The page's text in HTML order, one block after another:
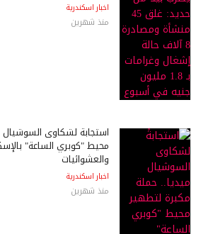
اخبار اسكندرية
منذ شهرين
استجابةً لشكاوى
محيط "كوبري الساعة"
والعشوائيات
اخبار اسكندرية
منذ شهرين